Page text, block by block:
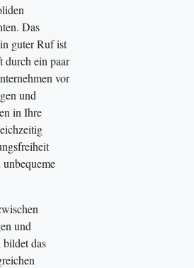
Das
guter Ruf ist
durch ein paar
vor
und
in Ihre
und
das